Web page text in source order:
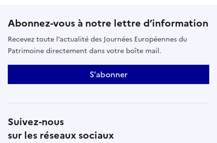
Abonnez-vous à notre lettre d’information
Recevez toute l’actualité des Journées Européennes du
Patrimoine directement dans votre boîte mail.
S'abonner
Suivez-nous
sur les réseaux sociaux